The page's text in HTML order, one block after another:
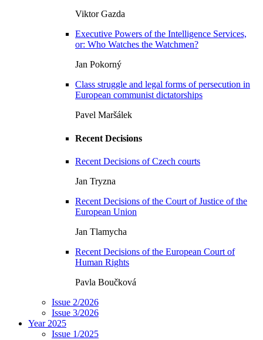
Viktor Gazda
Executive Powers of the Intelligence Services,
or: Who Watches the Watchmen?
Jan Pokorný
Class struggle and legal forms of persecution in
European communist dictatorships
Pavel Maršálek
Recent Decisions
Recent Decisions of Czech courts
Jan Tryzna
Recent Decisions of the Court of Justice of the
European Union
Jan Tlamycha
Recent Decisions of the European Court of
Human Rights
Pavla Boučková
Issue 2/2026
Issue 3/2026
Year 2025
Issue 1/2025